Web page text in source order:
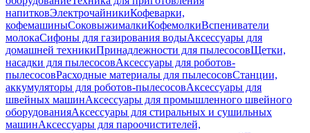
напитковЭлектрочайникиКофеварки,
кофемашиныСоковыжималкиКофемолкиВспениватели
молокаСифоны для газирования водыАксессуары для
домашней техникиПринадлежности для пылесосовЩетки,
насадки для пылесосовАксессуары для роботов-
пылесосовРасходные материалы для пылесосовСтанции,
аккумуляторы для роботов-пылесосовАксессуары для
швейных машинАксессуары для промышленного швейного
оборудованияАксессуары для стиральных и сушильных
машинАксессуары для пароочистителей,